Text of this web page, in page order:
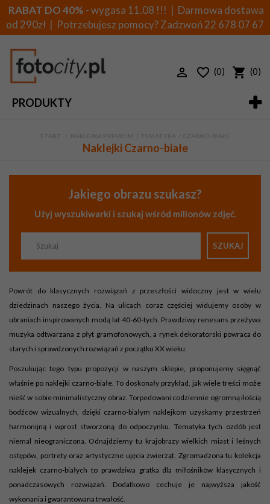
RABAT DO 40% - wygasa 11.08 !!! | Darmowa dostawa
od 290zł | Potrzebujesz pomocy? Zadzwoń22 678 07 67
PRODUKTY
(0) (0)
Naklejki Czarno-białe
Powrót do klasycznych rozwiązań z przeszłości widoczny jest w wielu
dziedzinach naszego życia. Na ulicach coraz częściej widujemy osoby w
ubraniach inspirowanych modą lat 40-60-tych. Prawdziwy renesans przeżywa
muzyka odtwarzana z płyt gramofonowych, a rynek dekoratorski powraca do
starych i sprawdzonych rozwiązań z początku XX wieku.
Poszukując tego typu propozycji w naszym sklepie, proponujemy sięgnąć
właśnie po naklejki czarno-białe. To doskonały przykład, jak wiele treści może
nieść w sobie minimalistyczny obraz. Torpedowani codziennie ogromną ilością
bodźców wizualnych, dzięki czarno-białym naklejkom uzyskamy przestrzeń
harmonijną i wprost stworzoną do odpoczynku. Tematyka tych ozdób jest
niemal nieograniczona. Odnajdziemy tu krajobrazy wielkich miast i leśnych
ostępów, portrety oraz artystyczne ujęcia zwierząt. Zgromadzona tu kolekcja
naklejek czarno-białych to prawdziwa gratka dla miłośników klasycznych i
ponadczasowych rozwiązań. Dodatkowo cechuje je najwyższa jakość
wykonania i gwarantowana trwałość.
Jakiego obrazu szukasz?
Użyj wyszukiwarki i szukaj wśród milionów zdjęć.
SZUKAJ